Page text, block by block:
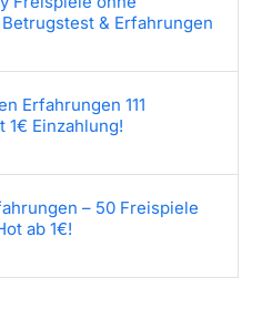
& Erfahrungen
Erfahrungen 111
1€ Einzahlung!
– 50 Freispiele
ab 1€!